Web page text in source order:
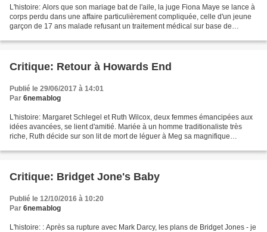
L'histoire: Alors que son mariage bat de l'aile, la juge Fiona Maye se lance à
corps perdu dans une affaire particulièrement compliquée, celle d'un jeune
garçon de 17 ans malade refusant un traitement médical sur base de
Critique: Retour à Howards End
Publié le 29/06/2017 à 14:01
Par 6nemablog
L'histoire: Margaret Schlegel et Ruth Wilcox, deux femmes émancipées aux
idées avancées, se lient d'amitié. Mariée à un homme traditionaliste très
riche, Ruth décide sur son lit de mort de léguer à Meg sa magnifique
Critique: Bridget Jone's Baby
Publié le 12/10/2016 à 10:20
Par 6nemablog
L'histoire: : Après sa rupture avec Mark Darcy, les plans de Bridget Jones - je